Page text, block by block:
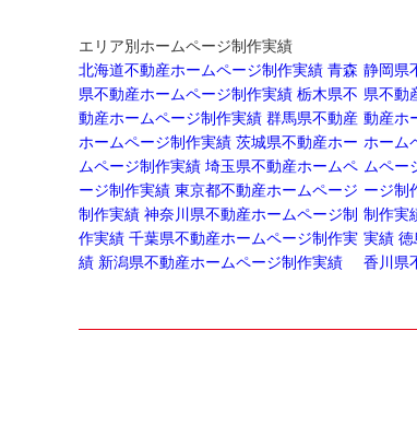
エリア別ホームページ制作実績
北海道不動産ホームページ制作実績 青森
県不動産ホームページ制作実績 栃木県不
動産ホームページ制作実績 群馬県不動産
ホームページ制作実績 茨城県不動産ホー
ムページ制作実績 埼玉県不動産ホームペ
ージ制作実績 東京都不動産ホームページ
制作実績 神奈川県不動産ホームページ制
作実績 千葉県不動産ホームページ制作実
績 新潟県不動産ホームページ制作実績
静岡県
県不動
動産ホ
ホーム
ムペー
ージ制
制作実
実績 徳
香川県